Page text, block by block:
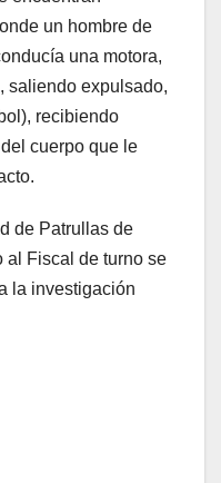
un hombre de
una motora,
saliendo expulsado,
recibiendo
cuerpo que le
de Patrullas de
al Fiscal de turno se
la investigación